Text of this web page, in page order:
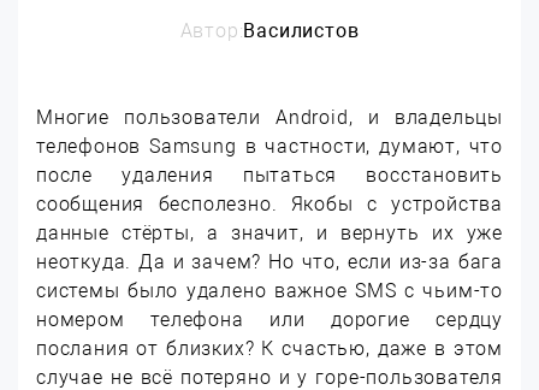
Автор:Василистов
Многие пользователи Android, и владельцы
телефонов Samsung в частности, думают, что
после удаления пытаться восстановить
сообщения бесполезно. Якобы с устройства
данные стёрты, а значит, и вернуть их уже
неоткуда. Да и зачем? Но что, если из-за бага
системы было удалено важное SMS с чьим-то
номером телефона или дорогие сердцу
послания от близких? К счастью, даже в этом
случае не всё потеряно и у горе-пользователя